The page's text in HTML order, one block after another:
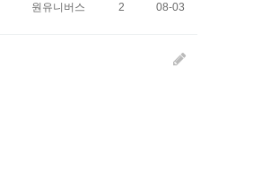
원유니버스 2 08-03